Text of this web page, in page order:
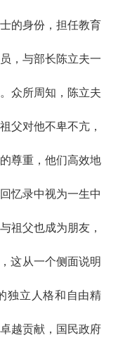
的身份，担任教育
，与部长陈立夫一
众所周知，陈立夫
父对他不卑不亢，
尊重，他们高效地
忆录中视为一生中
祖父也成为朋友，
这从一个侧面说明
独立人格和自由精
越贡献，国民政府